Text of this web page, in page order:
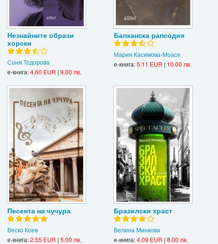
Незнайните образи
хорски
Соня Тодорова
е-книга:4.60 EUR | 9.00 лв.
Балканска рапсодия
Мария Касимова-Моасе
е-книга:5.11 EUR | 10.00 лв.
Песента на чучура
Веско Коев
е-книга:2.55 EUR | 5.00 лв.
Бразилски храст
Велина Минкова
е-книга:4.09 EUR | 8.00 лв.